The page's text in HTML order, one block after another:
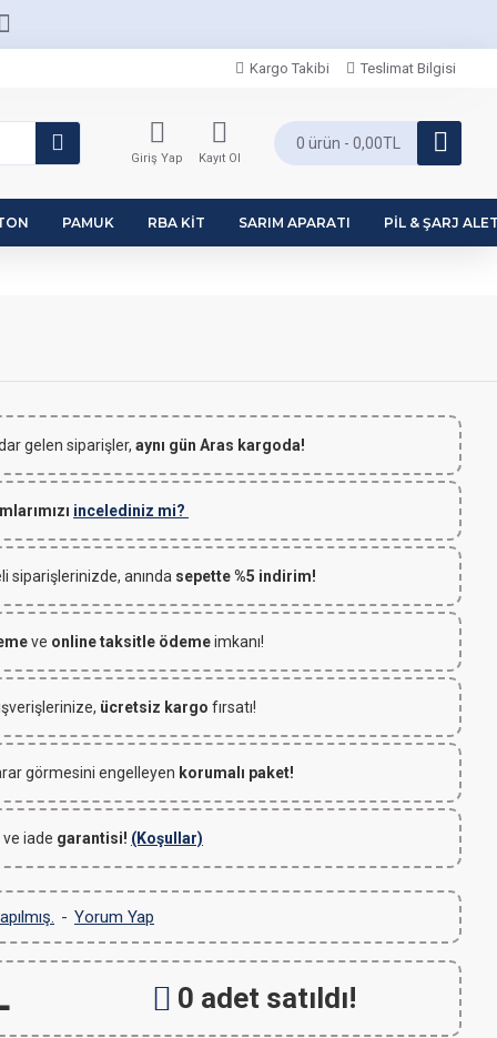
Kargo Takibi Teslimat Bilgisi
Giriş Yap Kayıt Ol
0 ürün - 0,00TL
PAMUK RBA KIT SARIM APARATI PIL & ŞARJ
gelen siparişler, aynı gün Aras kargoda!
incelediniz mi?
siparişlerinizde, anında sepette %5 indirim!
ve online taksitle ödemeimkanı!
ücretsiz kargo fırsatı!
görmesini engelleyen korumalı paket!
iade garantisi! (Koşullar)
- Yorum Yap
0 adet satıldı!